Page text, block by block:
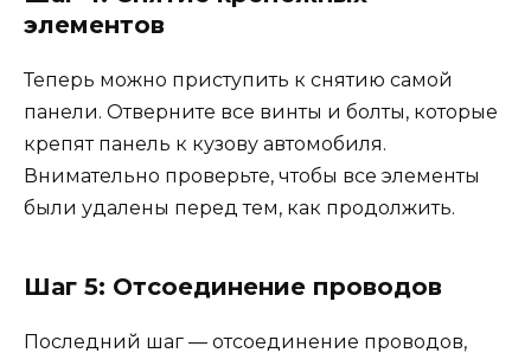
элементов
Теперь можно приступить к снятию самой
панели. Отверните все винты и болты, которые
крепят панель к кузову автомобиля.
Внимательно проверьте, чтобы все элементы
были удалены перед тем, как продолжить.
Шаг 5: Отсоединение проводов
Последний шаг — отсоединение проводов,